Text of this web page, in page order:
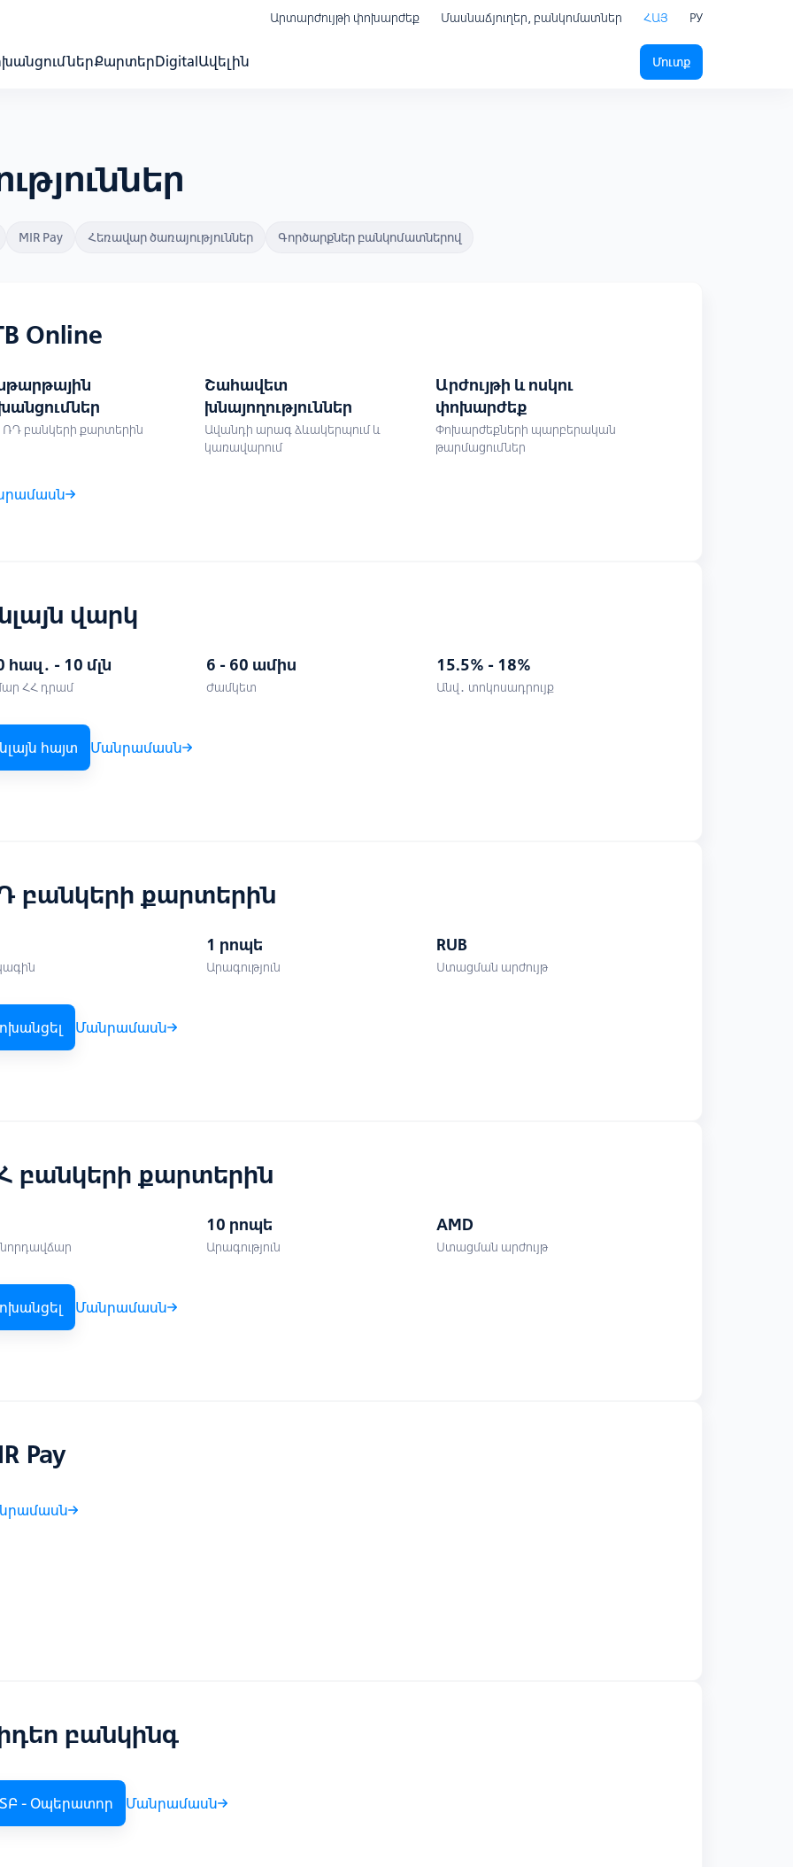
Արտարժույթի փոխարժեք Մասնաճյուղեր, բանկոմատներ ՀԱՅ РУ
ՔարտերDigitalԱվելին Մուտք
MIR Pay Հեռավար ծառայություններ Գործարքներ բանկոմատներով
Online
ՌԴ բանկերի քարտերին
Շահավետ
խնայողություններ
Ավանդի արագ ձևակերպում և
կառավարում
Արժույթի և ոսկու
փոխարժեք
Փոխարժեքների պարբերական
թարմացումներ
վարկ
հազ․ - 10 մլն
ՀՀ դրամ
6 - 60 ամիս
Ժամկետ
15.5% - 18%
Անվ․ տոկոսադրույք
հայտ Մանրամասն
բանկերի քարտերին
1 րոպե
Արագություն
RUB
Ստացման արժույթ
Մանրամասն
բանկերի քարտերին
10 րոպե
Արագություն
AMD
Ստացման արժույթ
Մանրամասն
Pay
բանկինգ
- Օպերատոր Մանրամասն